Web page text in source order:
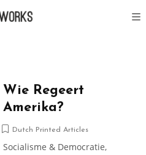
Wie Regeert
Amerika?
Dutch Printed Articles
Socialisme & Democratie,